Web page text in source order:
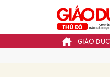
GIÁO DỤC